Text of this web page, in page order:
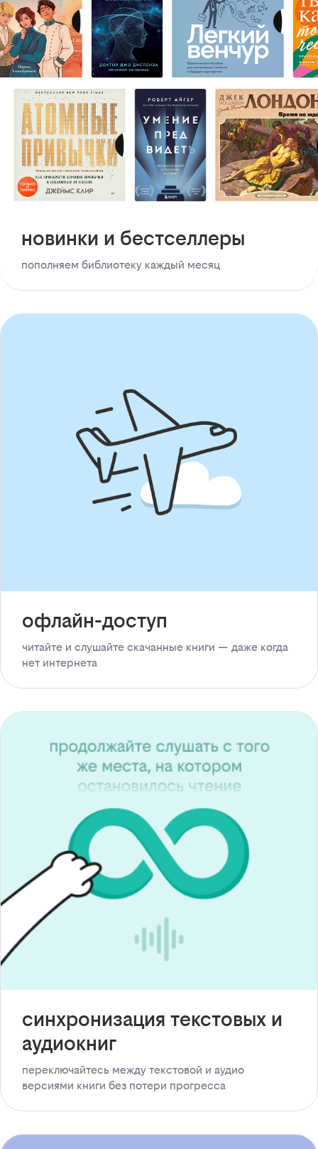
новинки и бестселлеры
пополняем библиотеку каждый месяц
офлайн-доступ
читайте и слушайте скачанные книги — даже когда
нет интернета
синхронизация текстовых и
аудиокниг
переключайтесь между текстовой и аудио
версиями книги без потери прогресса